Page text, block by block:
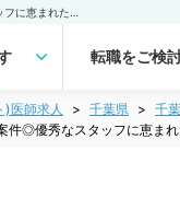
転職をご検
)医師求人 千葉県
千
◎優秀なスタッフに恵ま